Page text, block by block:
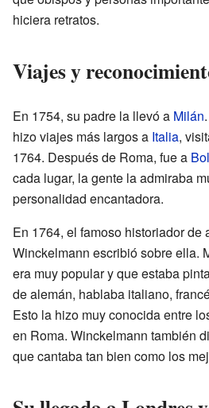
hiciera retratos.
Viajes y
En 1754, su padre la llevó a Milán
hizo viajes más largos a Italia,
1764. Después de Roma, fue a
cada lugar, la gente la admiraba
personalidad encantadora.
En 1764, el famoso historiador de
Winckelmann escribió sobre ella.
era muy popular y que estaba
de alemán, hablaba italiano,
Esto la hizo muy conocida entre
en Roma. Winckelmann también
que cantaba tan bien como los